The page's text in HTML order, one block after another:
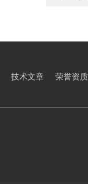
技术文章 荣誉资质